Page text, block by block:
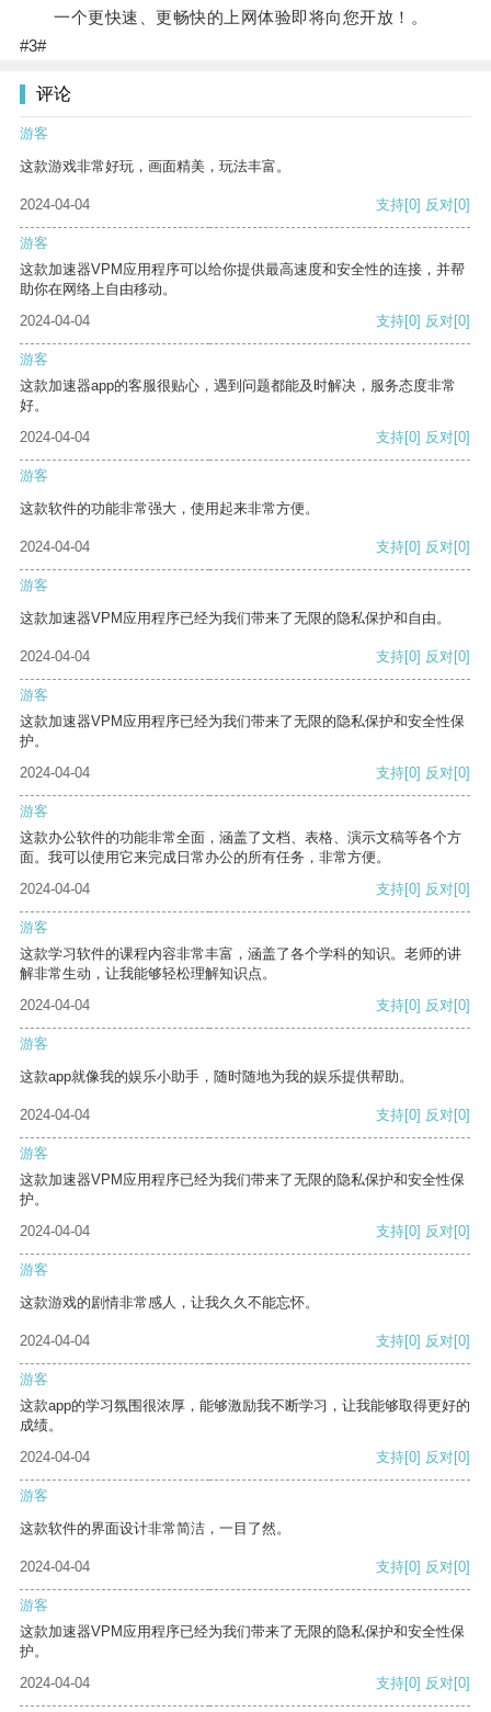
一个更快速、更畅快的上网体验即将向您开放！。
#3#
评论
游客
这款游戏非常好玩，画面精美，玩法丰富。
2024-04-04 支持[0] 反对[0]
游客
这款加速器VPM应用程序可以给你提供最高速度和安全性的连接，并帮
助你在网络上自由移动。
2024-04-04
支持[0] 反对[0]
游客
这款加速器app的客服很贴心，遇到问题都能及时解决，服务态度非常
好。
2024-04-04
支持[0] 反对[0]
游客
这款软件的功能非常强大，使用起来非常方便。
2024-04-04 支持[0] 反对[0]
游客
这款加速器VPM应用程序已经为我们带来了无限的隐私保护和自由。
2024-04-04 支持[0] 反对[0]
游客
这款加速器VPM应用程序已经为我们带来了无限的隐私保护和安全性保
护。
2024-04-04
支持[0] 反对[0]
游客
这款办公软件的功能非常全面，涵盖了文档、表格、演示文稿等各个方
面。我可以使用它来完成日常办公的所有任务，非常方便。
2024-04-04
支持[0] 反对[0]
游客
这款学习软件的课程内容非常丰富，涵盖了各个学科的知识。老师的讲
解非常生动，让我能够轻松理解知识点。
2024-04-04
支持[0] 反对[0]
游客
这款app就像我的娱乐小助手，随时随地为我的娱乐提供帮助。
2024-04-04 支持[0] 反对[0]
游客
这款加速器VPM应用程序已经为我们带来了无限的隐私保护和安全性保
护。
2024-04-04
支持[0] 反对[0]
游客
这款游戏的剧情非常感人，让我久久不能忘怀。
2024-04-04 支持[0] 反对[0]
游客
这款app的学习氛围很浓厚，能够激励我不断学习，让我能够取得更好的
成绩。
2024-04-04
支持[0] 反对[0]
游客
这款软件的界面设计非常简洁，一目了然。
2024-04-04 支持[0] 反对[0]
游客
这款加速器VPM应用程序已经为我们带来了无限的隐私保护和安全性保
护。
2024-04-04
支持[0] 反对[0]